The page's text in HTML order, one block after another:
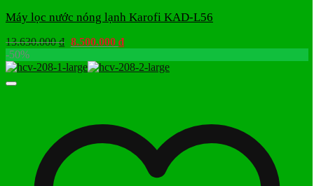
Máy lọc nước nóng lạnh Karofi KAD-L56
13.630.000₫ Giá
là:
8.500.000 ₫Giá
tại
-50%